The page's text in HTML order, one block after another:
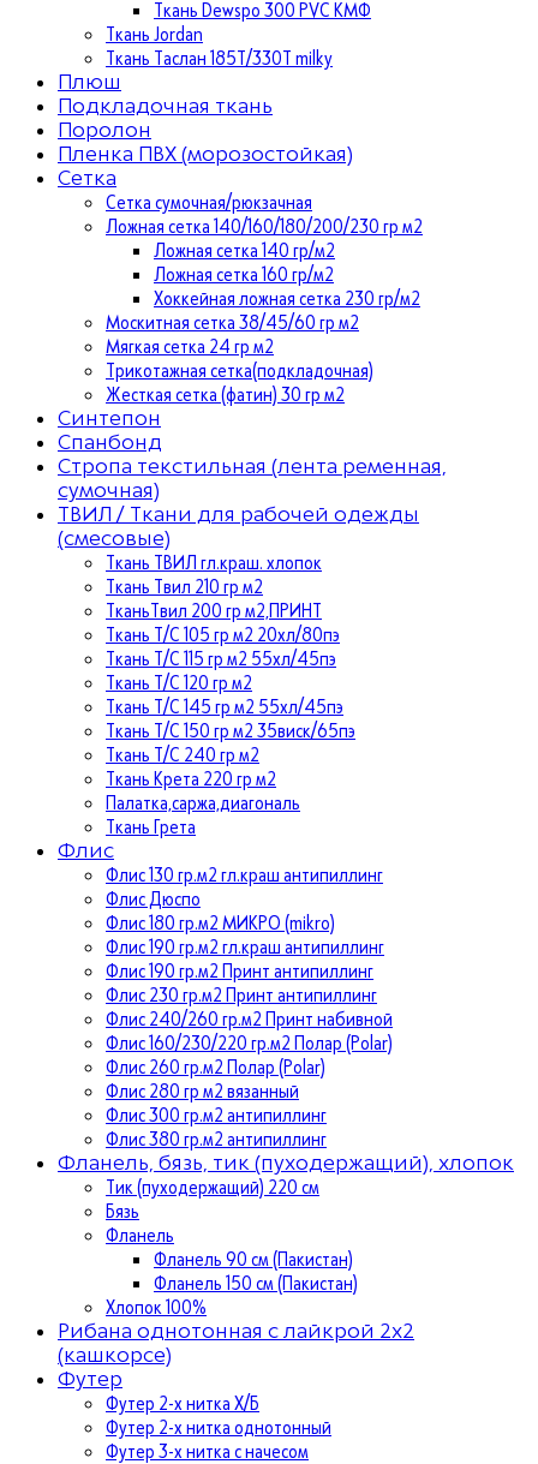
Ткань Dewspo 300 PVC КМФ
Ткань Jordan
Ткань Таслан 185T/330T milky
Плюш
Подкладочная ткань
Поролон
Пленка ПВХ (морозостойкая)
Сетка
Сетка сумочная/рюкзачная
Ложная сетка 140/160/180/200/230 гр м2
Ложная сетка 140 гр/м2
Ложная сетка 160 гр/м2
Хоккейная ложная сетка 230 гр/м2
Москитная сетка 38/45/60 гр м2
Мягкая сетка 24 гр м2
Трикотажная сетка(подкладочная)
Жесткая сетка (фатин) 30 гр м2
Синтепон
Спанбонд
Стропа текстильная (лента ременная,
сумочная)
ТВИЛ / Ткани для рабочей одежды
(смесовые)
Ткань ТВИЛ гл.краш. хлопок
Ткань Твил 210 гр м2
ТканьТвил 200 гр м2,ПРИНТ
Ткань Т/C 105 гр м2 20хл/80пэ
Ткань Т/C 115 гр м2 55хл/45пэ
Ткань Т/C 120 гр м2
Ткань Т/C 145 гр м2 55хл/45пэ
Ткань Т/C 150 гр м2 35виск/65пэ
Ткань Т/C 240 гр м2
Ткань Крета 220 гр м2
Палатка,саржа,диагональ
Ткань Грета
Флис
Флис 130 гр.м2 гл.краш антипиллинг
Флис Дюспо
Флис 180 гр.м2 МИКРО (mikro)
Флис 190 гр.м2 гл.краш антипиллинг
Флис 190 гр.м2 Принт антипиллинг
Флис 230 гр.м2 Принт антипиллинг
Флис 240/260 гр.м2 Принт набивной
Флис 160/230/220 гр.м2 Полар (Polar)
Флис 260 гр.м2 Полар (Polar)
Флис 280 гр м2 вязанный
Флис 300 гр.м2 антипиллинг
Флис 380 гр.м2 антипиллинг
Фланель, бязь, тик (пуходержащий), хлопок
Тик (пуходержащий) 220 см
Бязь
Фланель
Фланель 90 см (Пакистан)
Фланель 150 см (Пакистан)
Хлопок 100%
Рибана однотонная с лайкрой 2х2
(кашкорсе)
Футер
Футер 2-х нитка Х/Б
Футер 2-х нитка однотонный
Футер 3-х нитка с начесом